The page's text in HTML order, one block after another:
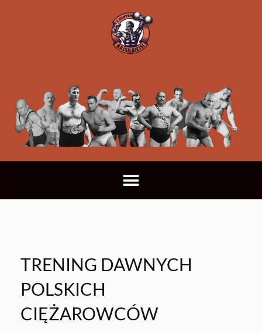
TRENING DAWNYCH
POLSKICH
CIĘŻAROWCÓW